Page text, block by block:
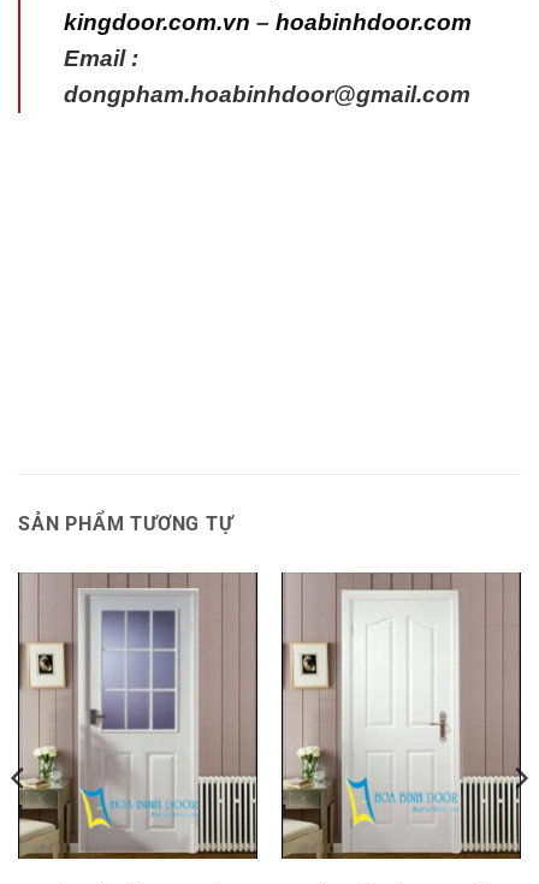
kingdoor.com.vn – hoabinhdoor.com
Email :
dongpham.hoabinhdoor@gmail.com
SẢN PHẨM TƯƠNG TỰ